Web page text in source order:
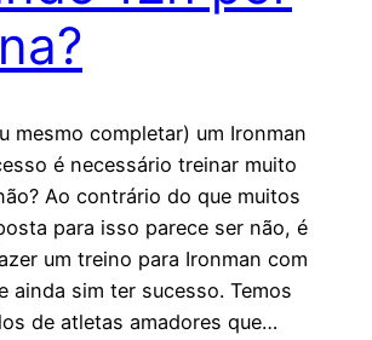
mesmo completar) um Ironman
é necessário treinar muito
Ao contrário do que muitos
para isso parece ser não, é
um treino para Ironman com
ainda sim ter sucesso. Temos
de atletas amadores que…